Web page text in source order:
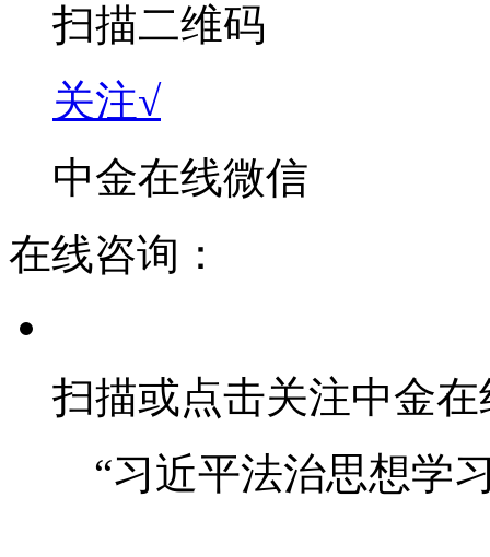
扫描二维码
关注√
中金在线微信
在线咨询：
扫描或点击关注中金
“习近平法治思想学习